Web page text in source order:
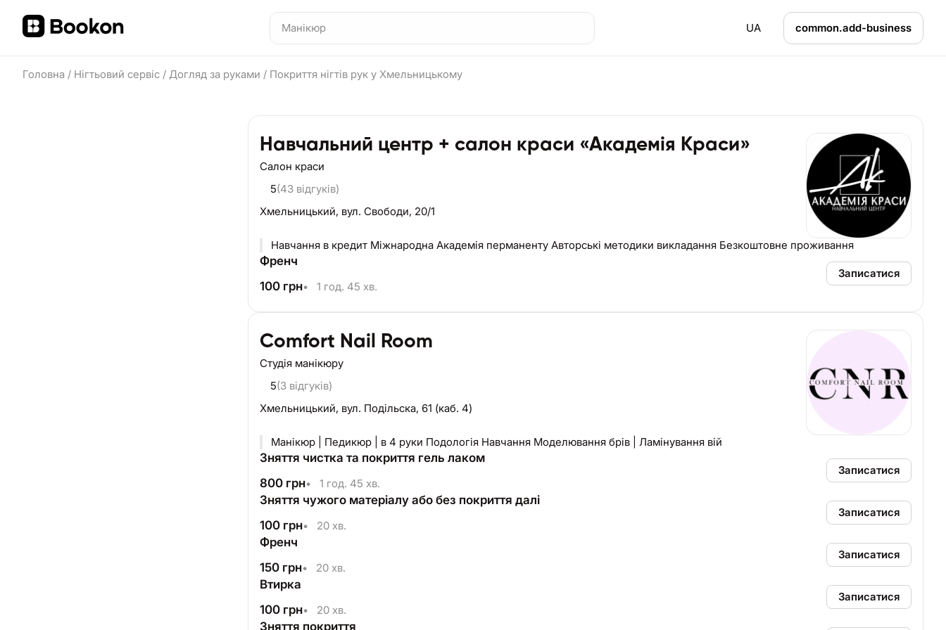
UA common.add-business
Головна / Нігтьовий сервіс / Догляд за руками / Покриття нігтів рук у Хмельницькому
Навчальний центр + салон краси «Академія Краси»
Салон краси
5(43 відгуків)
Хмельницький, вул. Свободи, 20/1
Навчання в кредит Міжнародна Академія перманенту Авторські методики викладання Безкоштовне проживання
Френч
100 грн• 1 год. 45 хв.
Записатися
Comfort Nail Room
Студія манікюру
5(3 відгуків)
Хмельницький, вул. Подільска, 61 (каб. 4)
Манікюр | Педикюр | в 4 руки Подологія Навчання Моделювання брів | Ламінування вій
Зняття чистка та покриття гель лаком
800 грн• 1 год. 45 хв.
Записатися
Зняття чужого матеріалу або без покриття далі
100 грн• 20 хв.
Записатися
Френч
150 грн• 20 хв.
Записатися
Втирка
100 грн• 20 хв.
Записатися
Зняття покриття